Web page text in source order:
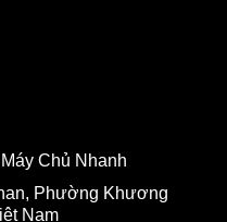
Chủ Nhanh
Phường Khương
Nam